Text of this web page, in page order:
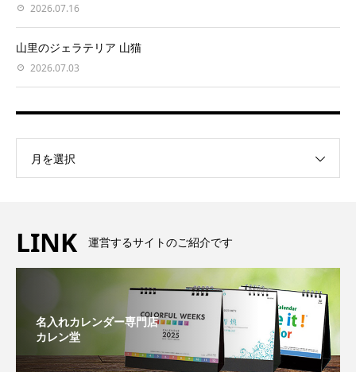
2026.07.16
山里のジェラテリア 山猫
2026.07.03
月を選択
LINK 運営するサイトのご紹介です
名入れカレンダー専門店
カレン堂